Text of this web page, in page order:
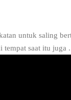
untuk saling
tempat saat itu juga .